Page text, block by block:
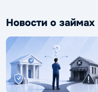
Новости о займах